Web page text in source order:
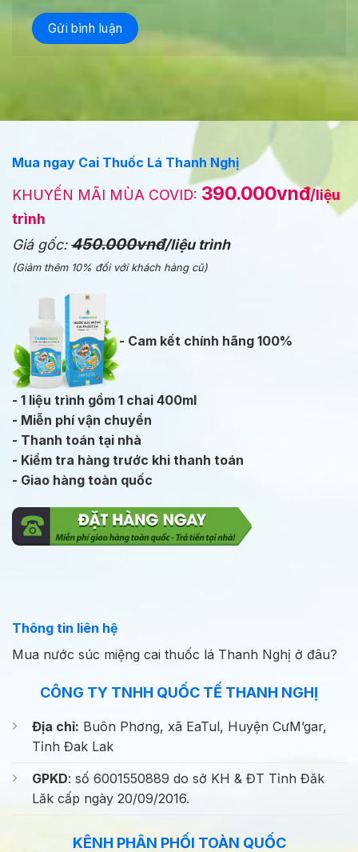
Mua ngay Cai Thuốc Lá Thanh Nghị
KHUYẾN MÃI MÙA COVID: 390.000vnđ/liệu
trình
Giá gốc:450.000vnđ/liệu trình
(Giảm thêm 10% đối với khách hàng cũ)
- Cam kết chính hãng 100%
- 1 liệu trình gồm 1 chai 400ml
- Miễn phí vận chuyển
- Thanh toán tại nhà
- Kiểm tra hàng trước khi thanh toán
- Giao hàng toàn quốc
Thông tin liên hệ
Mua nước súc miệng cai thuốc lá Thanh Nghị ở đâu?
CÔNG TY TNHH QUỐC TẾ THANH NGHỊ
Địa chỉ: Buôn Phơng, xã EaTul, Huyện CưM’gar,
Tỉnh Đak Lak
GPKD: số 6001550889 do sở KH & ĐT Tỉnh Đăk
Lăk cấp ngày 20/09/2016.
KÊNH PHÂN PHỐI TOÀN QUỐC